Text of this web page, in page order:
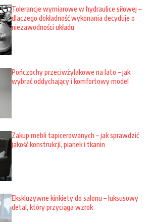
Tolerancje wymiarowe w hydraulice siłowej –
dlaczego dokładność wykonania decyduje o
niezawodności układu
Pończochy przeciwżylakowe na lato – jak
wybrać oddychający i komfortowy model
Zakup mebli tapicerowanych – jak sprawdzić
jakość konstrukcji, pianek i tkanin
Ekskluzywne kinkiety do salonu – luksusowy
detal, który przyciąga wzrok